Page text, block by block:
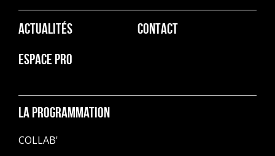
Pied
de
ACTUALITÉS CONTACT
ESPACE PRO
La programmation
COLLAB'